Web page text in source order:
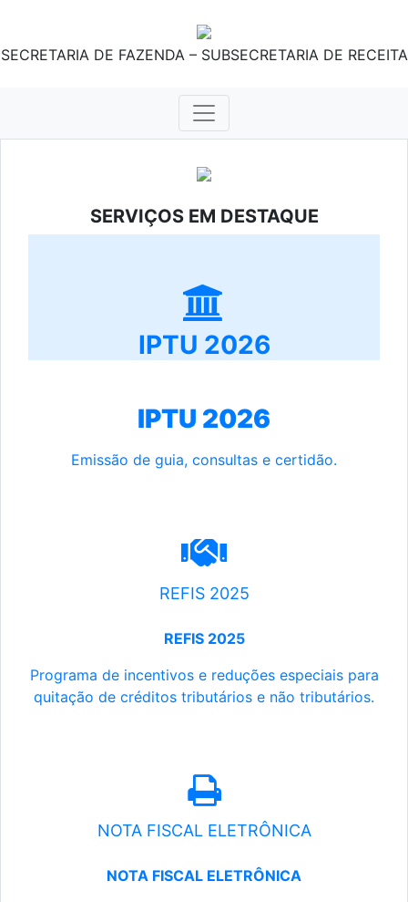
SECRETARIA DE FAZENDA – SUBSECRETARIA DE RECEITA
SERVIÇOS EM DESTAQUE
IPTU 2026
IPTU 2026
Emissão de guia, consultas e certidão.
REFIS 2025
REFIS 2025
Programa de incentivos e reduções especiais para
quitação de créditos tributários e não tributários.
NOTA FISCAL ELETRÔNICA
NOTA FISCAL ELETRÔNICA